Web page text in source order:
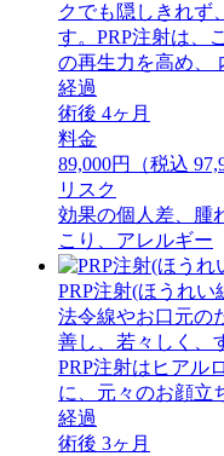
クでも隠しきれず
す。PRP注射は、
の再生力を高め
経過
術後 4ヶ月
料金
89,000円（税込
リスク
効果の個人差、腫
こり、アレルギー
PRP注射(ほうれい
法令線やお口元の
善し、若々しく、
PRP注射はヒアル
に、元々のお顔
経過
術後 3ヶ月